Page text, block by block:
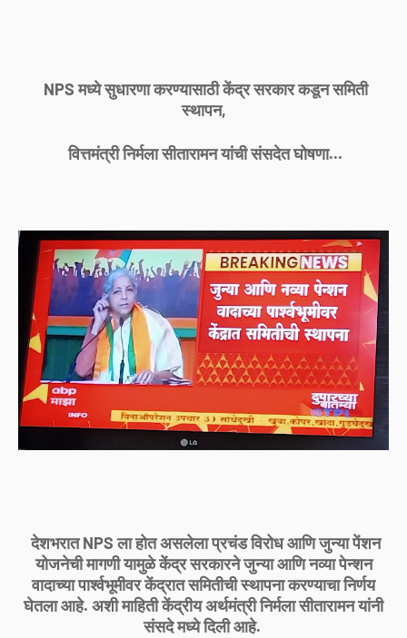
NPS मध्ये सुधारणा करण्यासाठी केंद्र सरकार कडून समिती
स्थापन,
वित्तमंत्री निर्मला सीतारामन यांची संसदेत घोषणा...
देशभरात NPS ला होत असलेला प्रचंड विरोध आणि जुन्या पेंशन
योजनेची मागणी यामुळे केंद्र सरकारने जुन्या आणि नव्या पेन्शन
वादाच्या पार्श्वभूमीवर केंद्रात समितीची स्थापना करण्याचा निर्णय
घेतला आहे. अशी माहिती केंद्रीय अर्थमंत्री निर्मला सीतारामन यांनी
संसदे मध्ये दिली आहे.